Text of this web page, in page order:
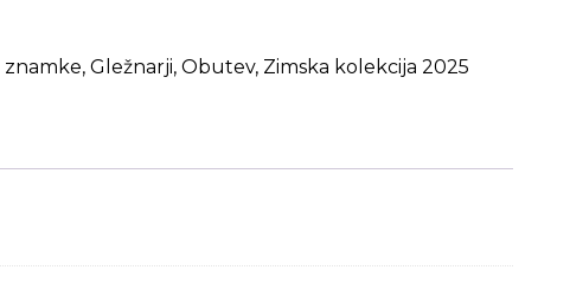
znamke, Gležnarji, Obutev, Zimska kolekcija 2025